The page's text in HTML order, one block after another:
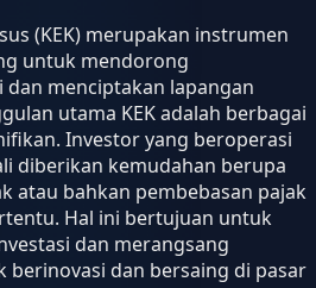
(KEK) merupakan instrumen
untuk mendorong
menciptakan lapangan
utama KEK adalah berbagai
Investor yang beroperasi
diberikan kemudahan berupa
atau bahkan pembebasan pajak
Hal ini bertujuan untuk
dan merangsang
berinovasi dan bersaing di pasar